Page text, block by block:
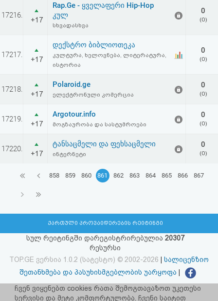
17216.
+17
Rap.Ge - ყველაფერი Hip-Hop
კულ
სხვადასხვა
0
(0)
17217.
+17
დექსტრო ბიბლიოთეკა
კულტურა, ხელოვნება, ლიტერატურა,
ისტორია
0
(0)
17218.
+17
Polaroid.ge
ელექტრონული კომერცია
0
(0)
17219.
+17
Argotour.info
მოგზაურობა და სასტუმროები
0
(0)
17220.
+17
ტანსაცმელი და ფეხსაცმელი
ინტერნეტი
0
(0)
858 859 860 861 862 863 864 865 866 867
ქართული პროვაიდერების რეიტინგი
სულ რეიტინგში დარეგისტრირებულია 20307
რესურსი
TOP.GE ვერსია 1.0.2 (სატესტო) © 2002-2026
სალიცენზიო
შეთანხმება და პასუხისმგებლობის უარყოფა
facebook.com/TOP.GE
იხილეთ TOP.GE - ის ძველი ვერსია ბმულზე
ჩვენ ვიყენებთ cookies რათა შემოგთავაზოთ უკეთესი
სერვისი და მეტი კომფორტულობა. ჩვენი საიტით